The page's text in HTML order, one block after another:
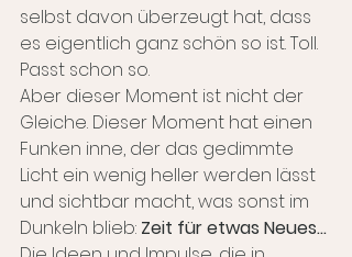
selbst davon überzeugt hat, dass
es eigentlich ganz schön so ist. Toll.
Passt schon so.
Aber dieser Moment ist nicht der
Gleiche. Dieser Moment hat einen
Funken inne, der das gedimmte
Licht ein wenig heller werden lässt
und sichtbar macht, was sonst im
Dunkeln blieb: Zeit für etwas Neues...